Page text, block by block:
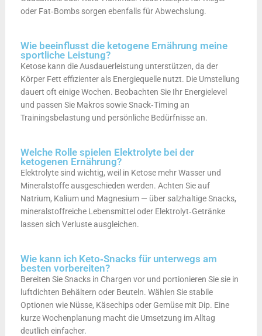
oder Fat‑Bombs sorgen ebenfalls für Abwechslung.
Wie beeinflusst die ketogene Ernährung meine
sportliche Leistung?
Ketose kann die Ausdauerleistung unterstützen, da der
Körper Fett effizienter als Energiequelle nutzt. Die Umstellung
dauert oft einige Wochen. Beobachten Sie Ihr Energielevel
und passen Sie Makros sowie Snack‑Timing an
Trainingsbelastung und persönliche Bedürfnisse an.
Welche Rolle spielen Elektrolyte bei der
ketogenen Ernährung?
Elektrolyte sind wichtig, weil in Ketose mehr Wasser und
Mineralstoffe ausgeschieden werden. Achten Sie auf
Natrium, Kalium und Magnesium — über salzhaltige Snacks,
mineralstoffreiche Lebensmittel oder Elektrolyt‑Getränke
lassen sich Verluste ausgleichen.
Wie kann ich Keto‑Snacks für unterwegs am
besten vorbereiten?
Bereiten Sie Snacks in Chargen vor und portionieren Sie sie in
luftdichten Behältern oder Beuteln. Wählen Sie stabile
Optionen wie Nüsse, Käsechips oder Gemüse mit Dip. Eine
kurze Wochenplanung macht die Umsetzung im Alltag
deutlich einfacher.